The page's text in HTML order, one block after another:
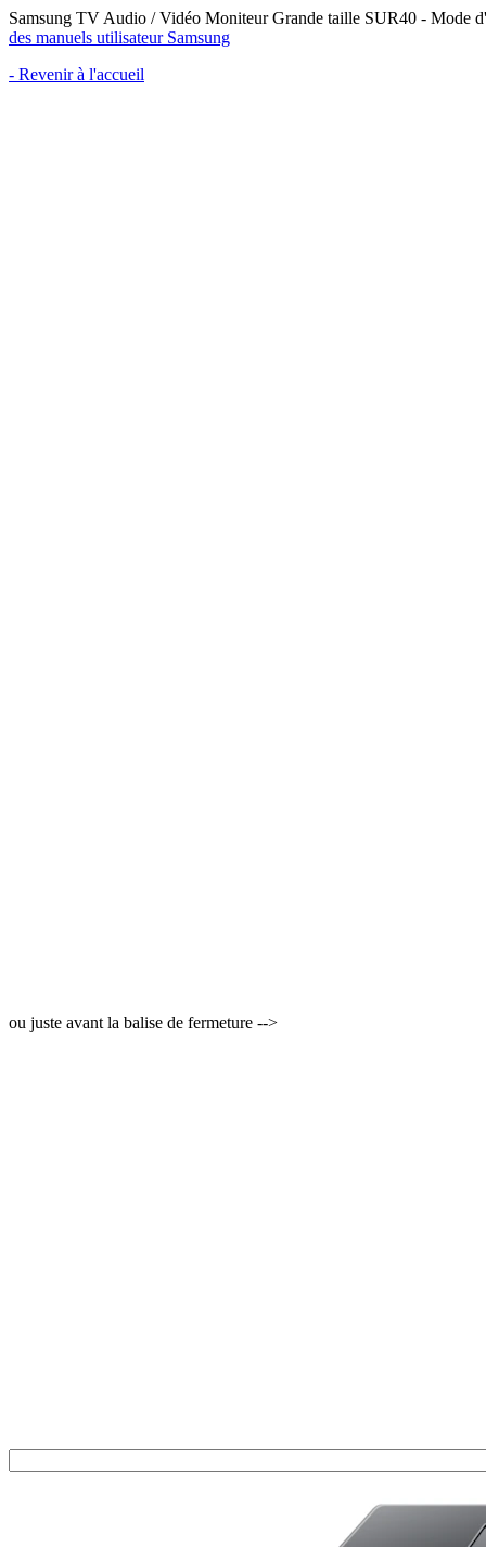
Samsung TV Audio / Vidéo Moniteur Grande taille SUR40 - Mode
des manuels utilisateur Samsung
- Revenir à l'accueil
ou juste avant la balise de fermeture -->